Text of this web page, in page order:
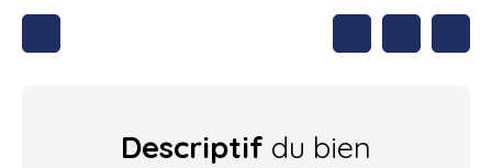
Descriptif du bien